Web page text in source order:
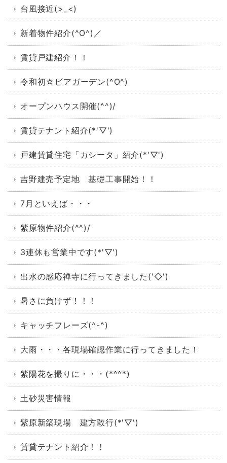
台風接近(>_<)
新着物件紹介(^O^)／
賃貸戸建紹介！！
令和初☆ビアガーデン(^O^)
オープンハウス開催(^^)/
賃貸テナント紹介(*'▽')
戸建賃貸住宅「カシータ」紹介(*'▽')
吉野建売予定地 基礎工事開始！！
7月といえば・・・
紫原物件紹介(^^)/
3連休も営業中です(*'▽')
出水の感応禅寺に行ってきました('◇')ゞ
暑さに負けず！！！
キャッチフレーズ(^-^)
大雨・・・各現場確認作業に行ってきました！
紫陽花を撮りに・・・(*^^*)
土砂災害情報
紫原新築現場 建方敢行(*'▽')
賃貸テナント紹介！！